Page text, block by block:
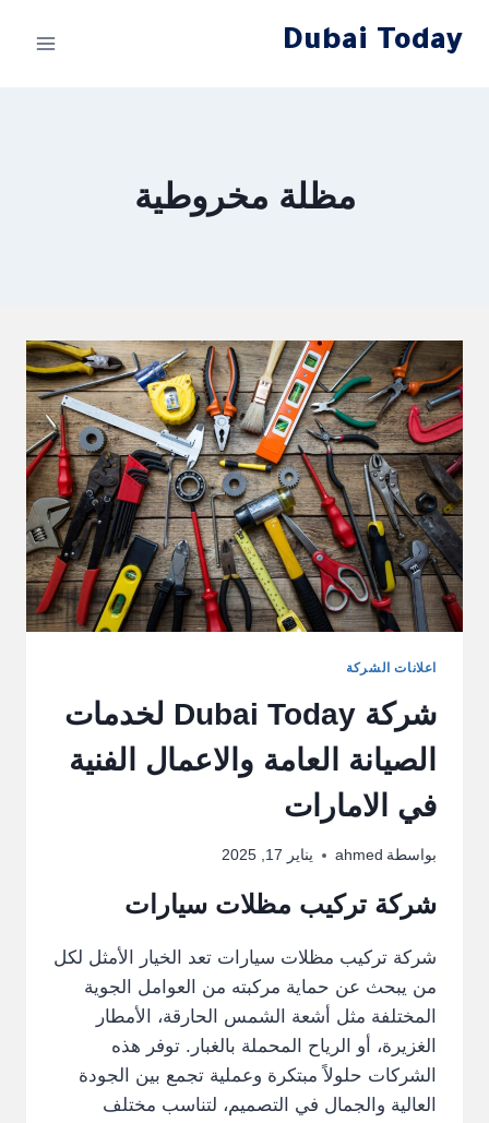
Dubai Today
مظلة مخروطية
اعلانات الشركة
شركة Dubai Today لخدمات
الصيانة العامة والاعمال الفنية
في الامارات
بواسطة ahmed يناير 17, 2025
شركة تركيب مظلات سيارات
شركة تركيب مظلات سيارات تعد الخيار الأمثل لكل
من يبحث عن حماية مركبته من العوامل الجوية
المختلفة مثل أشعة الشمس الحارقة، الأمطار
الغزيرة، أو الرياح المحملة بالغبار. توفر هذه
الشركات حلولاً مبتكرة وعملية تجمع بين الجودة
العالية والجمال في التصميم، لتناسب مختلف